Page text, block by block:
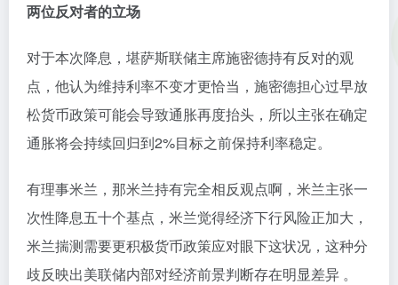
两位反对者的立场
对于本次降息，堪萨斯联储主席施密德持有反对的观
点，他认为维持利率不变才更恰当，施密德担心过早放
松货币政策可能会导致通胀再度抬头，所以主张在确定
通胀将会持续回归到2%目标之前保持利率稳定。
有理事米兰，那米兰持有完全相反观点啊，米兰主张一
次性降息五十个基点，米兰觉得经济下行风险正加大，
米兰揣测需要更积极货币政策应对眼下这状况，这种分
歧反映出美联储内部对经济前景判断存在明显差异 。